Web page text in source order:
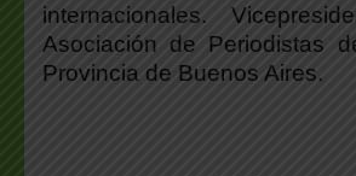
internacionales.
Asociación de Periodistas
Provincia de Buenos Aires.